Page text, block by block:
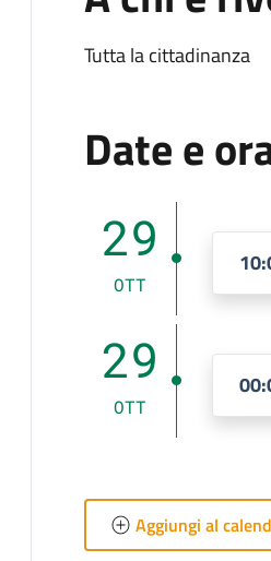
Tutta la cittadinanza
Date e
29
OTT
29
OTT
Aggiungi al